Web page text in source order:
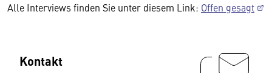
Alle Interviews finden Sie unter diesem Link: Offen gesagt
Kontakt